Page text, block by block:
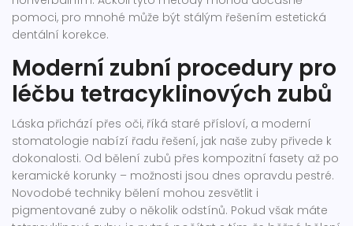
pomoci, pro mnohé může být stálým řešením estetická
dentální korekce.
Moderní zubní procedury pro
léčbu tetracyklinových zubů
Láska přichází přes oči, říká staré přísloví, a moderní
stomatologie nabízí řadu řešení, jak naše zuby přivede k
dokonalosti. Od bělení zubů přes kompozitní fasety až po
keramické korunky – možnosti jsou dnes opravdu pestré.
Novodobé techniky bělení mohou zesvětlit i
pigmentované zuby o několik odstínů. Pokud však máte